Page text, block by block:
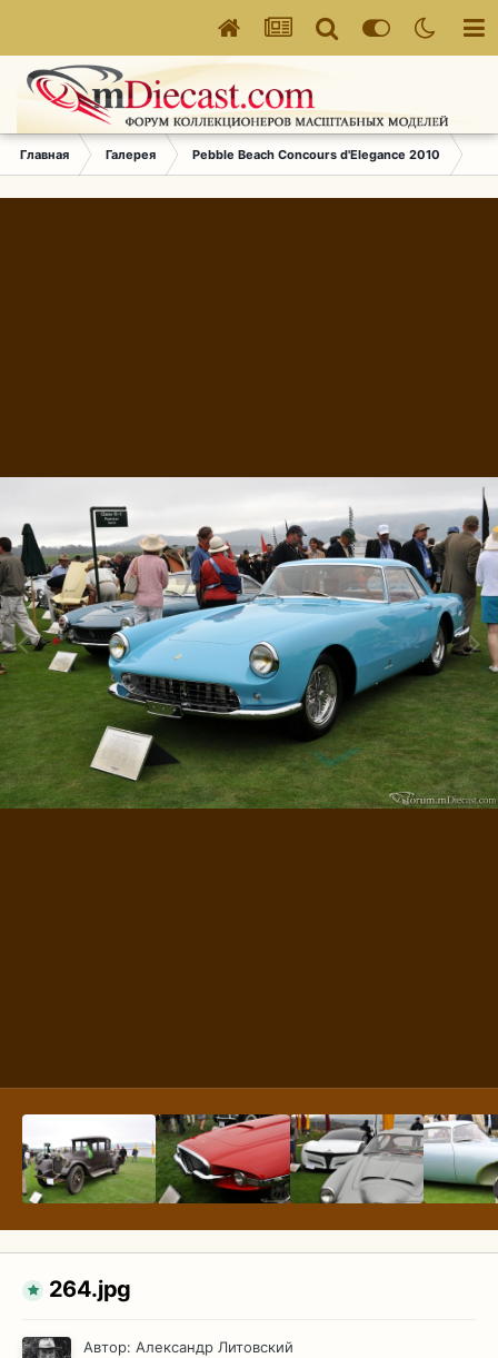
Главная Галерея Pebble Beach Concours d'Elegance 2010
264.jpg
Автор: Александр Литовский